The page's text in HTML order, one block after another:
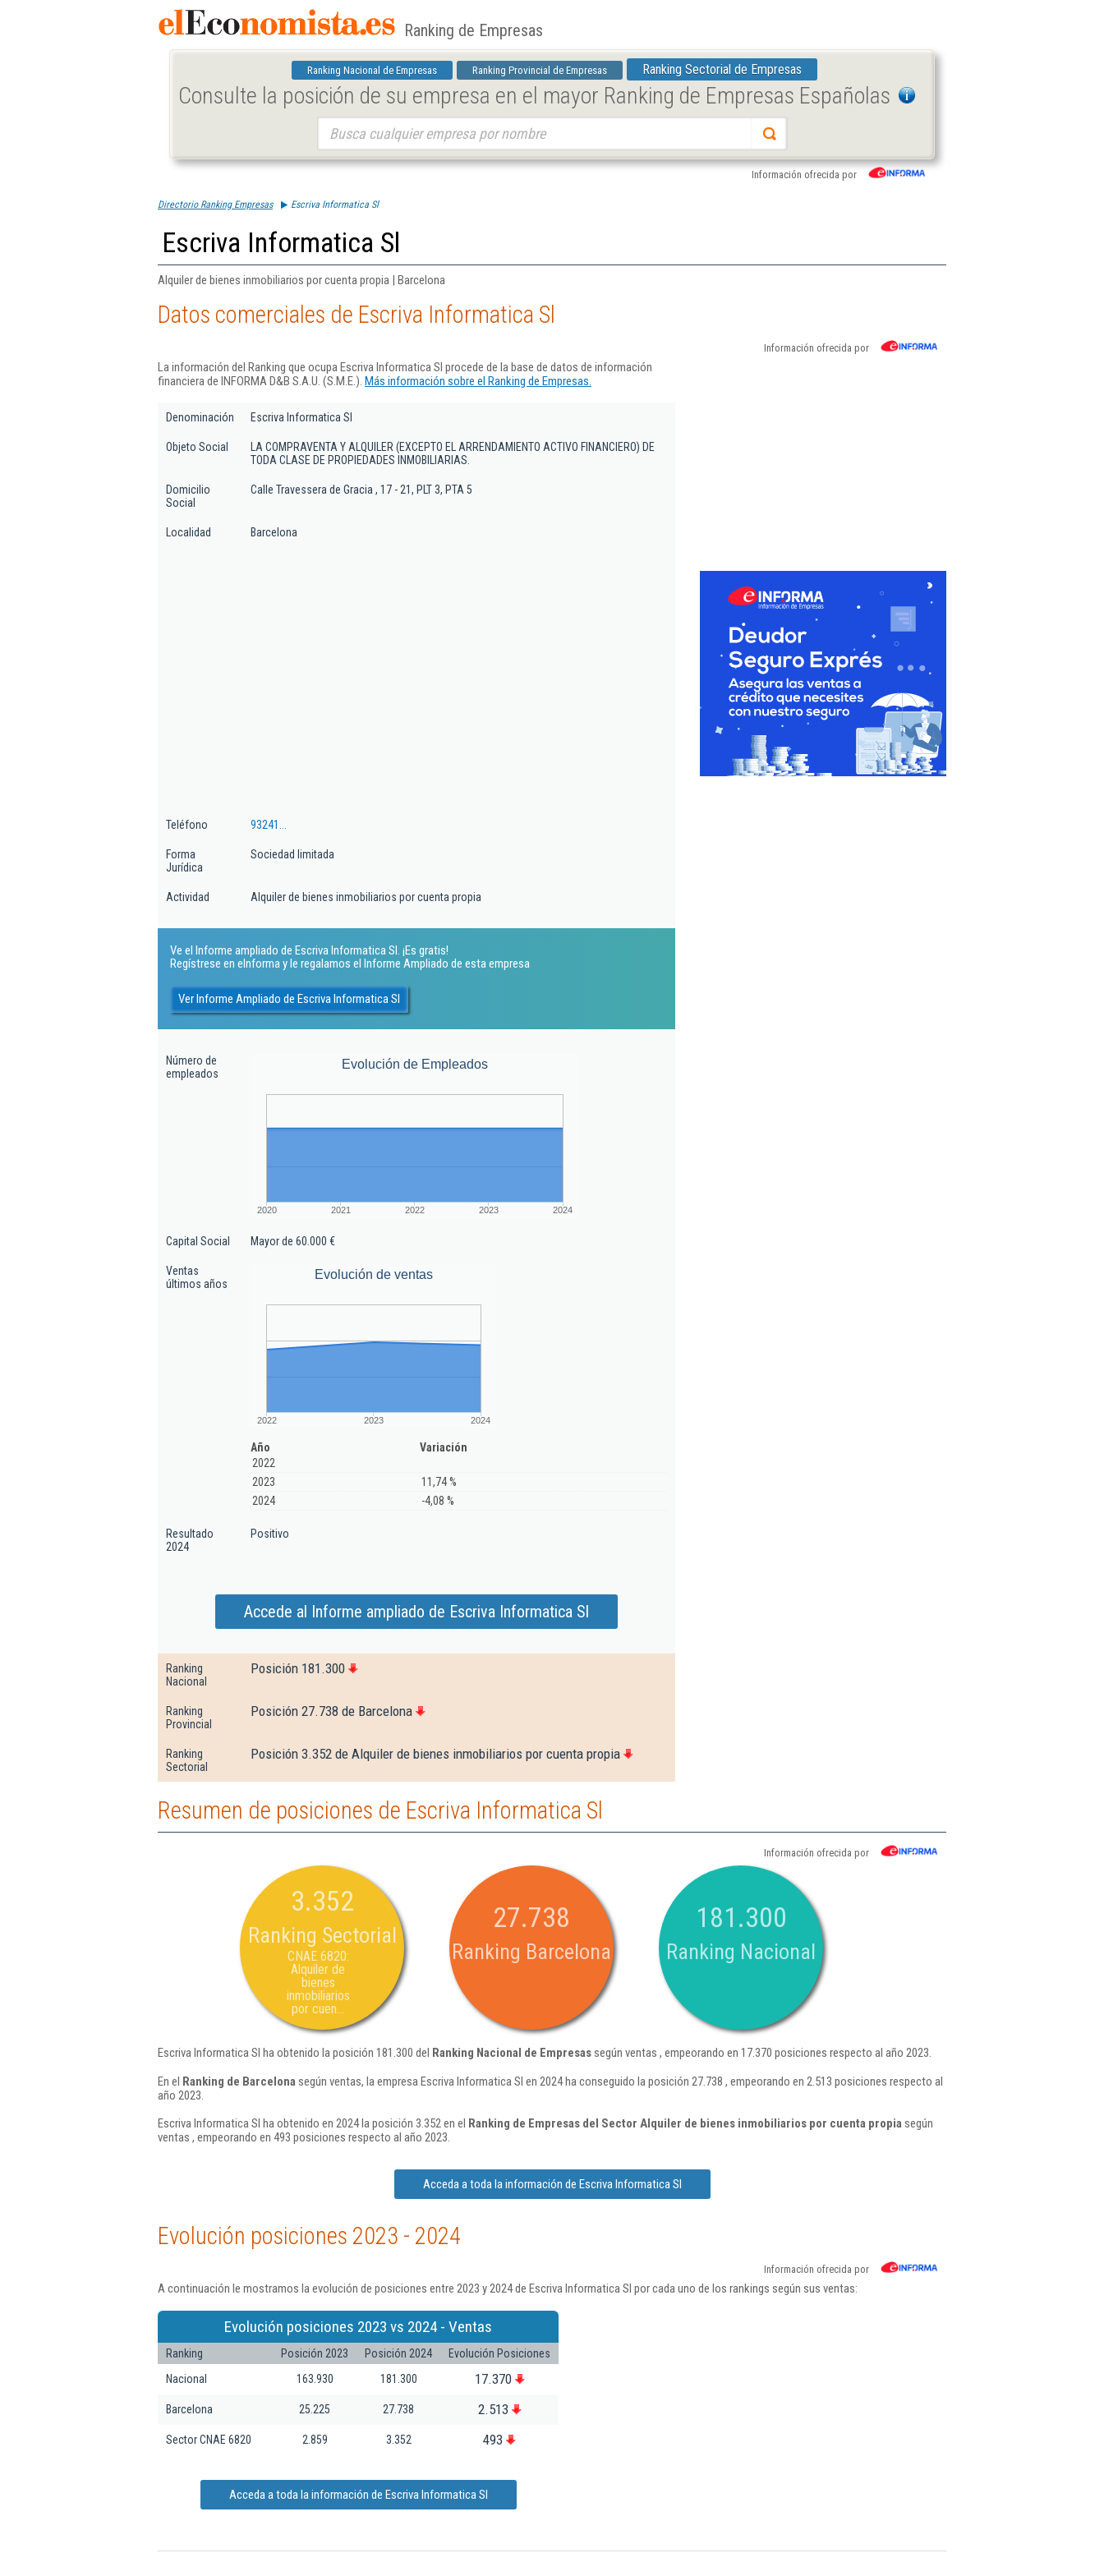
Ranking de Empresas
Ranking Nacional de Empresas Ranking Provincial de Empresas Ranking Sectorial de Empresas
Consulte la posición de su empresa en el mayor Ranking de Empresas Españolas
Información ofrecida por
Directorio Ranking Empresas Escriva Informatica Sl
Escriva Informatica Sl
Alquiler de bienes inmobiliarios por cuenta propia | Barcelona
Datos comerciales de Escriva Informatica Sl
Información ofrecida por
La información del Ranking que ocupa Escriva Informatica Sl procede de la base de datos de información
financiera de INFORMA D&B S.A.U. (S.M.E.). Más información sobre el Ranking de Empresas.
Denominación Escriva Informatica Sl
Objeto Social
LA COMPRAVENTA Y ALQUILER (EXCEPTO EL ARRENDAMIENTO ACTIVO FINANCIERO) DE
TODA CLASE DE PROPIEDADES INMOBILIARIAS.
Domicilio
Social
Calle Travessera de Gracia , 17 - 21, PLT 3, PTA 5
Localidad Barcelona
Teléfono 93241...
Forma
Jurídica
Sociedad limitada
Actividad Alquiler de bienes inmobiliarios por cuenta propia
Ve el Informe ampliado de Escriva Informatica Sl. ¡Es gratis!
Regístrese en eInforma y le regalamos el Informe Ampliado de esta empresa
Ver Informe Ampliado de Escriva Informatica Sl
Número de
empleados
Evolución de Empleados
2020 2021 2022 2023 2024
Capital Social Mayor de 60.000 €
Ventas
últimos años
Evolución de ventas
2022 2023 2024
Año
Variación
2022
2023
11,74 %
2024
-4,08 %
Resultado
2024
Positivo
Accede al Informe ampliado de Escriva Informatica Sl
Ranking
Nacional
Posición 181.300
Ranking
Provincial
Posición 27.738 de Barcelona
Ranking
Sectorial
Posición 3.352 de Alquiler de bienes inmobiliarios por cuenta propia
Resumen de posiciones de Escriva Informatica Sl
Información ofrecida por
3.352
Ranking Sectorial
CNAE 6820:
Alquiler de
bienes
inmobiliarios
por cuen...
27.738
Ranking Barcelona
181.300
Ranking Nacional
Escriva Informatica Sl ha obtenido la posición 181.300 del Ranking Nacional de Empresassegún ventas , empeorando en 17.370 posiciones respecto al año 2023.
En el Ranking de Barcelona según ventas, la empresa Escriva Informatica Sl en 2024 ha conseguido la posición 27.738 , empeorando en 2.513 posiciones respecto al
año 2023.
Escriva Informatica Sl ha obtenido en 2024 la posición 3.352 en el Ranking de Empresas del Sector Alquiler de bienes inmobiliarios por cuenta propiasegún
ventas , empeorando en 493 posiciones respecto al año 2023.
Acceda a toda la información de Escriva Informatica Sl
Evolución posiciones 2023 - 2024
Información ofrecida por
A continuación le mostramos la evolución de posiciones entre 2023 y 2024 de Escriva Informatica Sl por cada uno de los rankings según sus ventas:
Evolución posiciones 2023 vs 2024 - Ventas
Ranking Posición 2023 Posición 2024
Evolución Posiciones
Nacional
163.930 181.300 17.370
Barcelona 25.225 27.738 2.513
Sector CNAE 6820 2.859 3.352 493
Acceda a toda la información de Escriva Informatica Sl